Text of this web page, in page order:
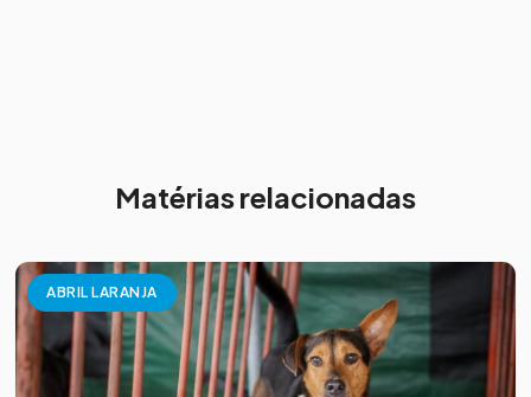
Matérias relacionadas
ABRIL LARANJA